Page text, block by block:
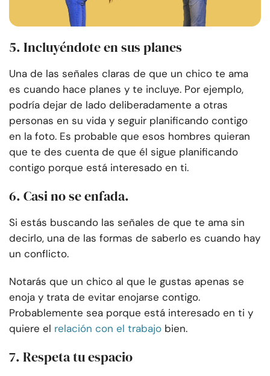
5. Incluyéndote en sus planes
Una de las señales claras de que un chico te ama
es cuando hace planes y te incluye. Por ejemplo,
podría dejar de lado deliberadamente a otras
personas en su vida y seguir planificando contigo
en la foto. Es probable que esos hombres quieran
que te des cuenta de que él sigue planificando
contigo porque está interesado en ti.
6. Casi no se enfada.
Si estás buscando las señales de que te ama sin
decirlo, una de las formas de saberlo es cuando hay
un conflicto.
Notarás que un chico al que le gustas apenas se
enoja y trata de evitar enojarse contigo.
Probablemente sea porque está interesado en ti y
quiere el relación con el trabajo bien.
7. Respeta tu espacio